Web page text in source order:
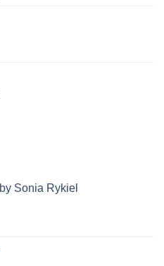
Sonia Rykiel